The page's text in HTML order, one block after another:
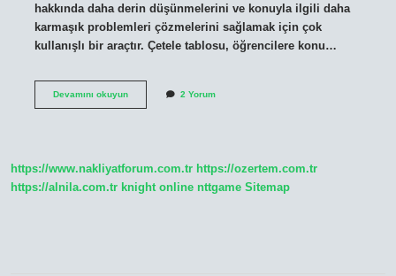
hakkında daha derin düşünmelerini ve konuyla ilgili daha
karmaşık problemleri çözmelerini sağlamak için çok
kullanışlı bir araçtır. Çetele tablosu, öğrencilere konu…
Devamını okuyunÇetele
2 Yorum
https://www.nakliyatforum.com.tr https://ozertem.com.tr
https://alnila.com.tr knight online nttgame Sitemap